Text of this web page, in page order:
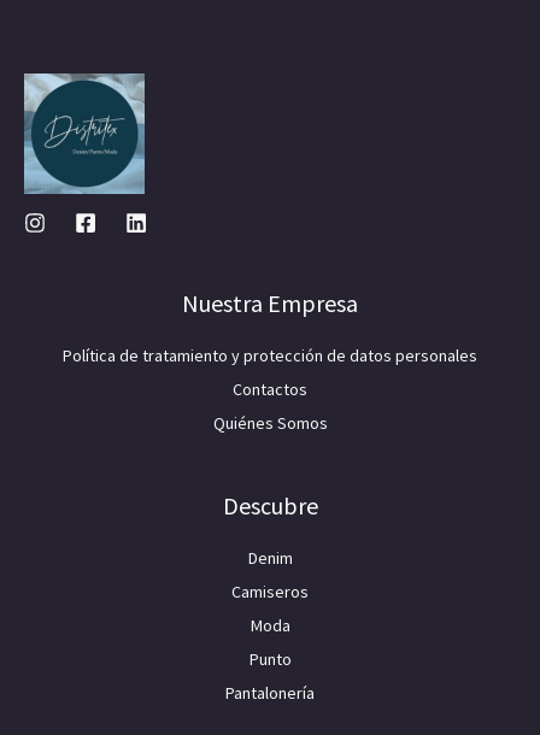
Nuestra Empresa
Política de tratamiento y protección de datos personales
Contactos
Quiénes Somos
Descubre
Denim
Camiseros
Moda
Punto
Pantalonería